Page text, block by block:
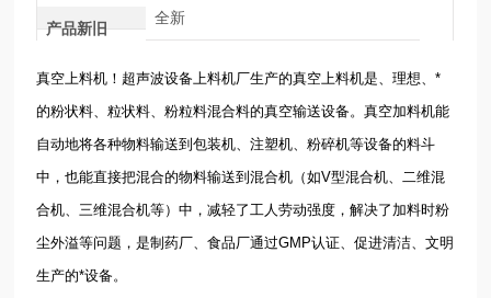
产品新旧
全新
真空上料机！超声波设备上料机厂生产的真空上料机是、理想、*
的粉状料、粒状料、粉粒料混合料的真空输送设备。真空加料机能
自动地将各种物料输送到包装机、注塑机、粉碎机等设备的料斗
中，也能直接把混合的物料输送到混合机（如V型混合机、二维混
合机、三维混合机等）中，减轻了工人劳动强度，解决了加料时粉
尘外溢等问题，是制药厂、食品厂通过GMP认证、促进清洁、文明
生产的*设备。